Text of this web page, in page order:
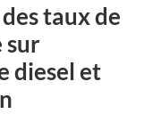
taux de
sur
diesel et